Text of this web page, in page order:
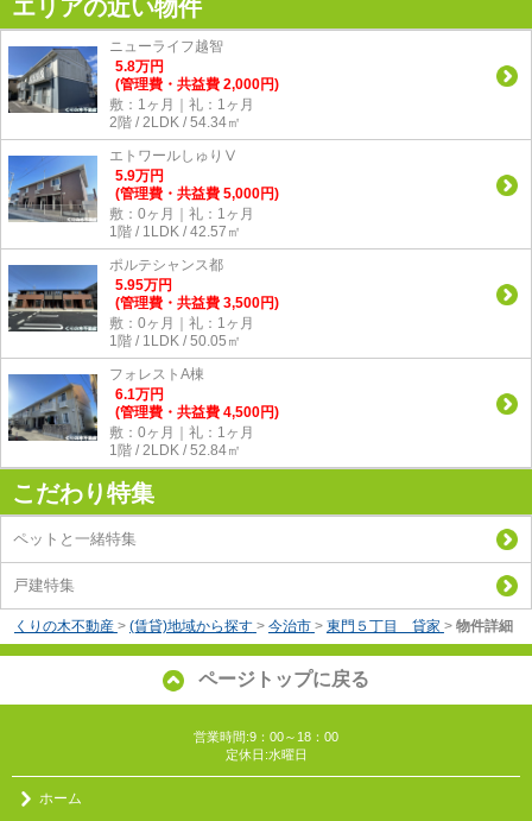
エリアの近い物件
ニューライフ越智
5.8万円
(管理費・共益費 2,000円)
敷：1ヶ月｜礼：1ヶ月
2階 / 2LDK / 54.34㎡
エトワールしゅりⅤ
5.9万円
(管理費・共益費 5,000円)
敷：0ヶ月｜礼：1ヶ月
1階 / 1LDK / 42.57㎡
ポルテシャンス都
5.95万円
(管理費・共益費 3,500円)
敷：0ヶ月｜礼：1ヶ月
1階 / 1LDK / 50.05㎡
フォレストA棟
6.1万円
(管理費・共益費 4,500円)
敷：0ヶ月｜礼：1ヶ月
1階 / 2LDK / 52.84㎡
こだわり特集
ペットと一緒特集
戸建特集
くりの木不動産 > (賃貸)地域から探す > 今治市 > 東門５丁目 貸家 > 物件詳細
ページトップに戻る
営業時間:9：00～18：00
定休日:水曜日
ホーム